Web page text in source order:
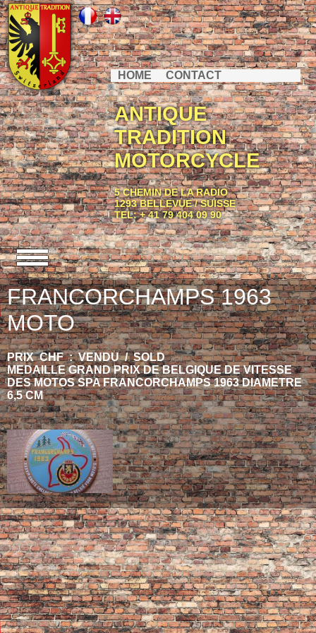
HOME CONTACT
ANTIQUE
TRADITION
MOTORCYCLE
5 CHEMIN DE LA RADIO
1293 BELLEVUE / SUISSE
TEL: + 41 79 404 09 90
FRANCORCHAMPS 1963
MOTO
PRIX CHF : VENDU / SOLD
MEDAILLE GRAND PRIX DE BELGIQUE DE VITESSE
DES MOTOS SPA FRANCORCHAMPS 1963 DIAMETRE
6,5 CM